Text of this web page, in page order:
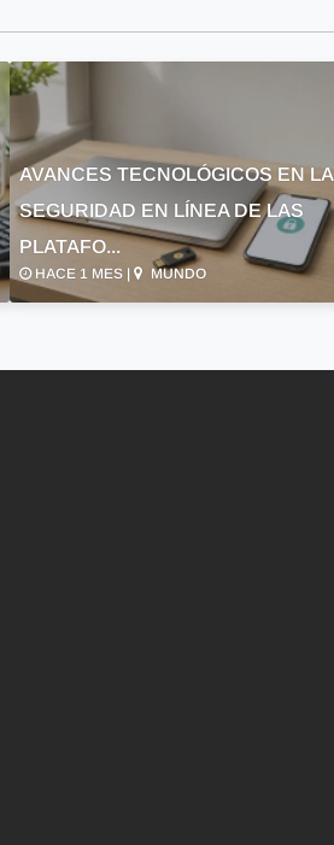
AVANCES TECNOLÓGICOS EN LA
SEGURIDAD EN LÍNEA DE LAS
PLATAFO...
HACE 1 MES | MUNDO